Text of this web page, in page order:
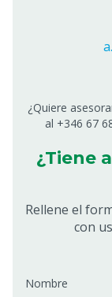
¿Quiere
al +346 67
¿Tiene
Rellene el
con
Nombre